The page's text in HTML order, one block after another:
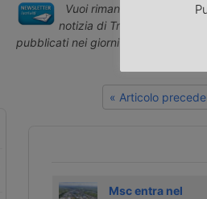
Vuoi rimanere aggiornato
notizia di TrasportoEuropa?
pubblicati nei giorni precedenti
« Articolo
Msc entra nel